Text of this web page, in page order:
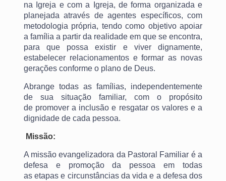
na Igreja e com a Igreja, de forma organizada e
planejada através de agentes específicos, com
metodologia própria, tendo como objetivo apoiar
a família a partir da realidade em que se encontra,
para que possa existir e viver dignamente,
estabelecer relacionamentos e formar as novas
gerações conforme o plano de Deus.
Abrange todas as famílias, independentemente
de sua situação familiar, com o propósito
de promover a inclusão e resgatar os valores e a
dignidade de cada pessoa.
Missão:
A missão evangelizadora da Pastoral Familiar é a
defesa e promoção da pessoa em todas
as etapas e circunstâncias da vida e a defesa dos